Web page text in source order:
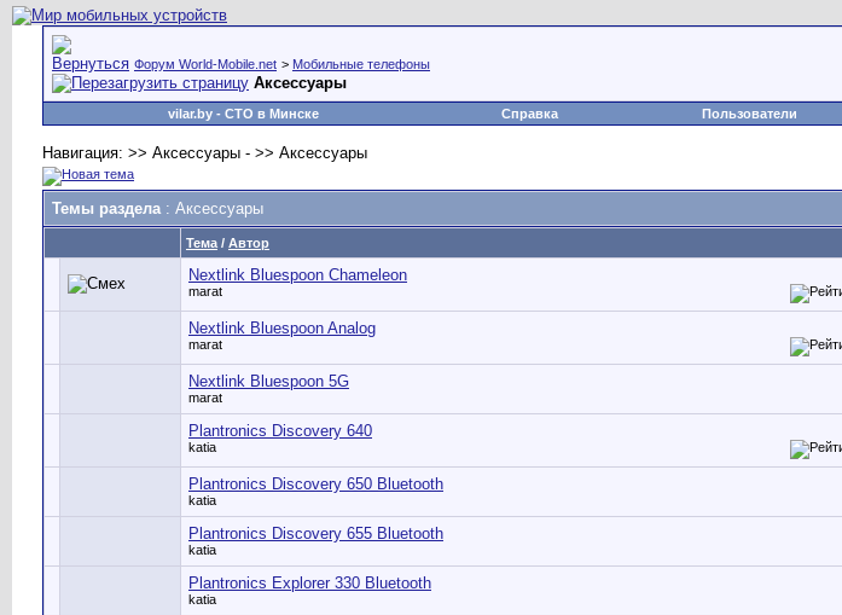
Форум World-Mobile.net > Мобильные телефоны
Аксессуары
vilar.by - СТО в Минске Справка Пользователи
Навигация: >> Аксессуары - >> Аксессуары
Темы раздела: Аксессуары
Тема / Автор
Nextlink Bluespoon Chameleon
marat
Nextlink Bluespoon Analog
marat
Nextlink Bluespoon 5G
marat
Plantronics Discovery 640
katia
Plantronics Discovery 650 Bluetooth
katia
Plantronics Discovery 655 Bluetooth
katia
Plantronics Explorer 330 Bluetooth
katia